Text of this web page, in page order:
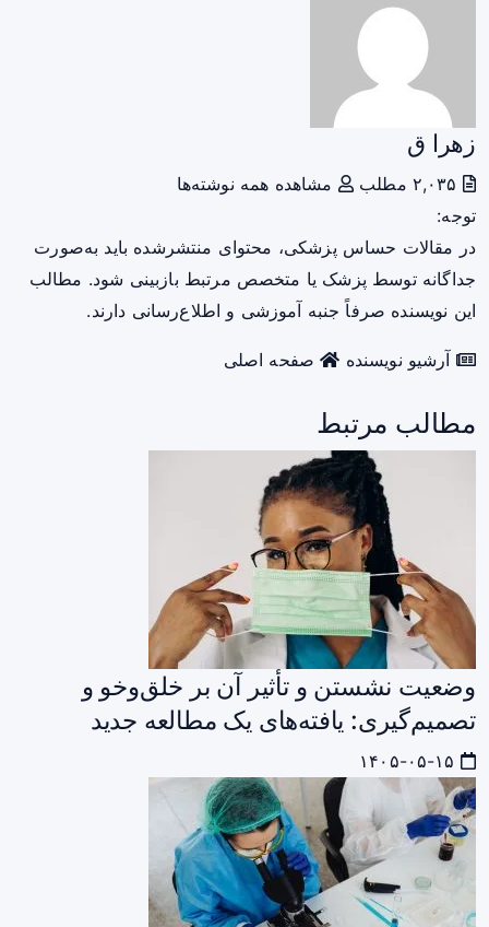
زهرا ق
مشاهده همه نوشته‌ها
توجه:
در مقالات حساس پزشکی، محتوای منتشرشده باید به‌صورت
جداگانه توسط پزشک یا متخصص مرتبط بازبینی شود. مطالب
این نویسنده صرفاً جنبه آموزشی و اطلاع‌رسانی دارند.
آرشیو نویسنده صفحه اصلی
مطالب مرتبط
وضعیت نشستن و تأثیر آن بر خلق‌وخو و
تصمیم‌گیری: یافته‌های یک مطالعه جدید